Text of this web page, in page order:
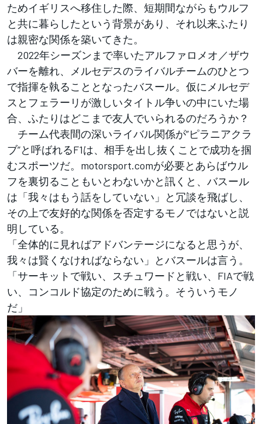
ためイギリスへ移住した際、短期間ながらもウルフ
と共に暮らしたという背景があり、それ以来ふたり
は親密な関係を築いてきた。
2022年シーズンまで率いたアルファロメオ／ザウ
バーを離れ、メルセデスのライバルチームのひとつ
で指揮を執ることとなったバスール。仮にメルセデ
スとフェラーリが激しいタイトル争いの中にいた場
合、ふたりはどこまで友人でいられるのだろうか？
チーム代表間の深いライバル関係が”ピラニアクラ
ブ”と呼ばれるF1は、相手を出し抜くことで成功を掴
むスポーツだ。motorsport.comが必要とあらばウル
フを裏切ることもいとわないかと訊くと、バスール
は「我々はもう話をしていない」と冗談を飛ばし、
その上で友好的な関係を否定するモノではないと説
明している。
「全体的に見ればアドバンテージになると思うが、
我々は賢くなければならない」とバスールは言う。
「サーキットで戦い、スチュワードと戦い、FIAで戦
い、コンコルド協定のために戦う。そういうモノ
だ」